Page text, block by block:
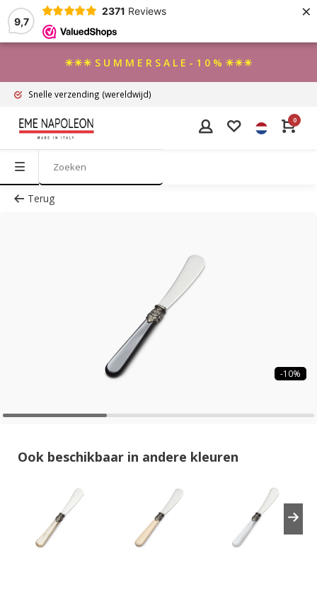
9,7
2371 Reviews ×
☀☀☀ S U M M E R S A L E - 1 0 % ☀☀☀
Snelle verzending (wereldwijd)
0
Terug
-10%
Ook beschikbaar in andere kleuren